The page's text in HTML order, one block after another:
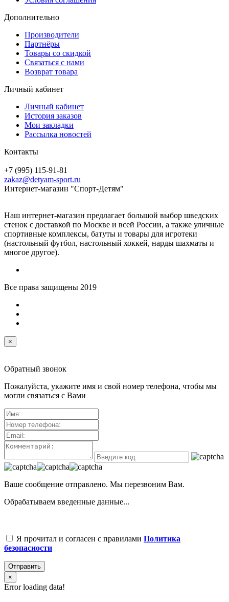
Дополнительно
Производители
Партнёры
Товары со скидкой
Связаться с нами
Возврат товара
Личный кабинет
Личный кабинет
История заказов
Мои закладки
Рассылка новостей
Контакты
+7 (995) 115-91-81
zakaz@detyam-sport.ru
Интернет-магазин "Спорт-Детям"
Наш интернет-магазин предлагает большой выбор шведских
стенок с доставкой по Москве и всей России, а также уличные
спортивные комплексы, батуты и товары для игротеки
(настольный футбол, настольный хоккей, нарды шахматы и
многое другое).
Все права защищены 2019
×
Обратный звонок
Пожалуйста, укажите имя и свой номер телефона, чтобы мы
могли связаться с Вами
Ваше сообщение отправлено. Мы перезвоним Вам.
Обрабатываем введенные данные...
Я прочитал и согласен с правилами Политика
безопасности
Отправить
×
Error loading data!